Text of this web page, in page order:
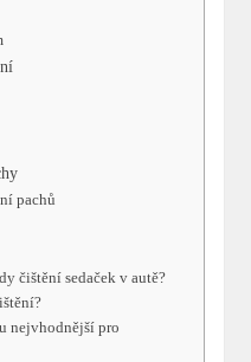
pachů
čištění sedaček v autě?
nejvhodnější pro